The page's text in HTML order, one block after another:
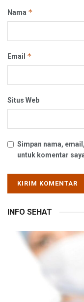
Nama *
Email *
Situs Web
Simpan nama,
untuk komentar
INFO SEHAT